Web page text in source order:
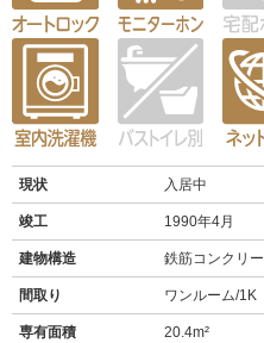
現状 入居中
竣工 1990年4月
建物構造 鉄筋コンクリ
間取り ワンルーム/1K
専有面積 20.4m²